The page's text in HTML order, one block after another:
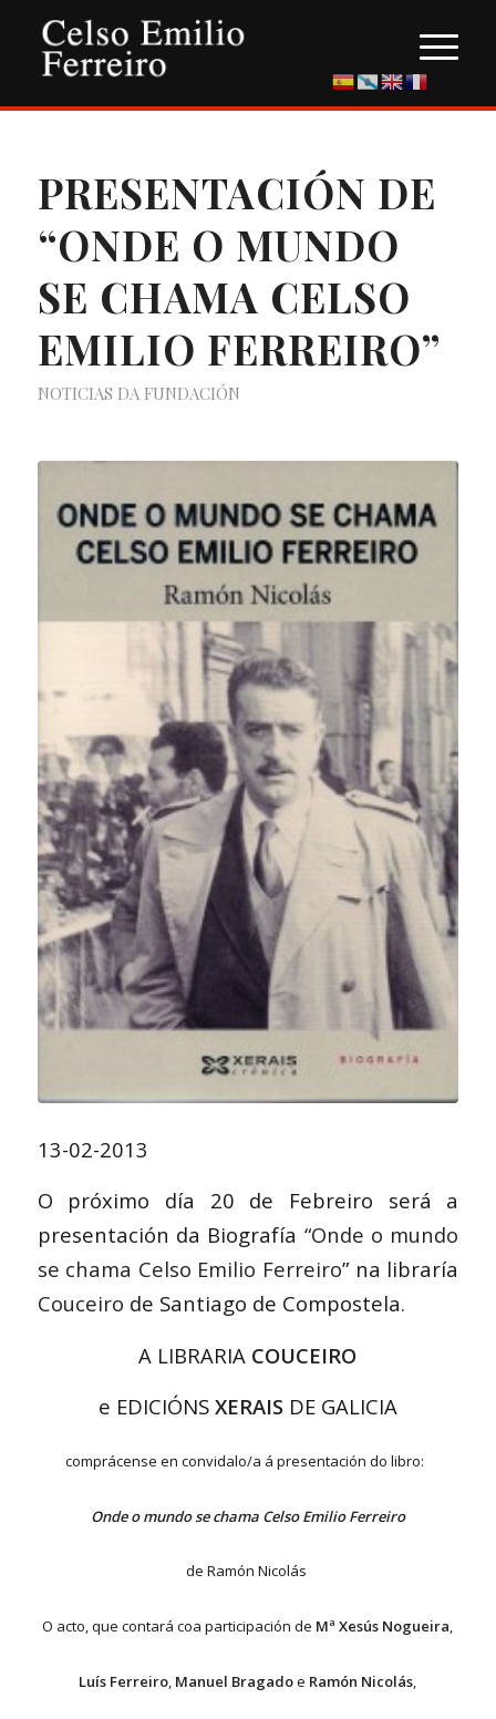
PRESENTACIÓN DE
“ONDE O MUNDO
SE CHAMA CELSO
EMILIO FERREIRO”
NOTICIAS DA FUNDACIÓN
13-02-2013
O próximo día 20 de Febreiro será a
presentación da Biografía “Onde o mundo
se chama Celso Emilio Ferreiro” na libraría
Couceiro de Santiago de Compostela.
A LIBRARIA COUCEIRO
e EDICIÓNSXERAIS DE GALICIA
comprácense en convidalo/a á presentación do libro:
Onde o mundo se chama Celso Emilio Ferreiro
de Ramón Nicolás
O acto, que contará coa participación de Mª Xesús Nogueira,
Luís Ferreiro Manuel Bragadoe Ramón Nicolás